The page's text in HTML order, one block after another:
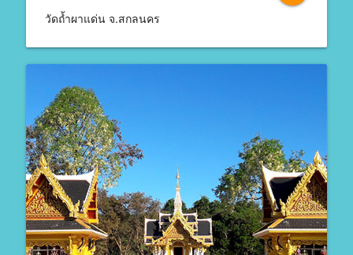
วัดถ้ำผาแด่น จ.สกลนคร